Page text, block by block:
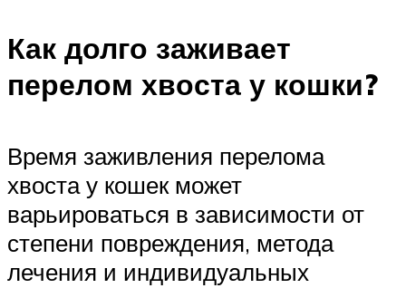
Как долго заживает
перелом хвоста у кошки?
Время заживления перелома
хвоста у кошек может
варьироваться в зависимости от
степени повреждения, метода
лечения и индивидуальных